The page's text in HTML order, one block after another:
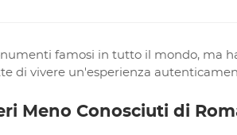
famosi in tutto il mondo, ma
di vivere un'esperienza
Meno Conosciuti di